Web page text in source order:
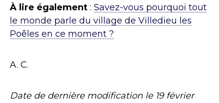
À lire également : Savez-vous pourquoi tout
le monde parle du village de Villedieu les
Poêles en ce moment ?
A. C.
Date de dernière modification le 19 février